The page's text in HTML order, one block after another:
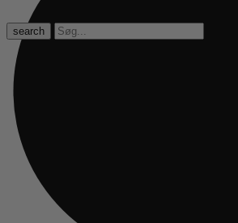
search